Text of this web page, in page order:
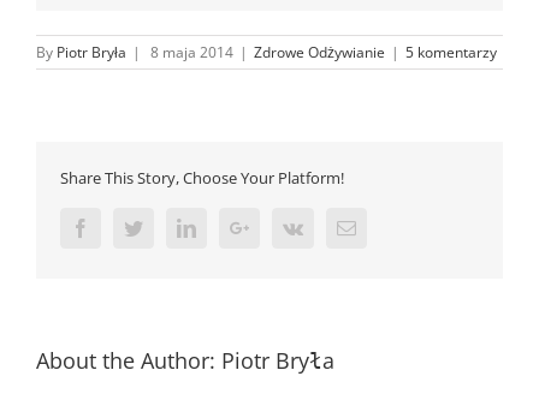
By Piotr Bryła | 8 maja 2014 | Zdrowe Odżywianie | 5 komentarzy
Share This Story, Choose Your Platform!
FacebookTwitterLinkedinGoogle+Vk Email
About the Author: Piotr Bryła